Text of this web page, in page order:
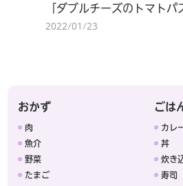
「ダブルチーズのトマトパ
2022/01/23
おかず
肉
魚介
野菜
たまご
ごは
カレ
丼
炊き
寿司